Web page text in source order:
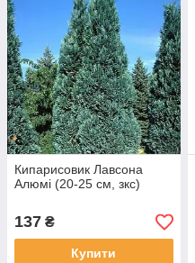
Кипарисовик Лавсона
Алюмі (20-25 см, зкс)
137 ₴
Купити